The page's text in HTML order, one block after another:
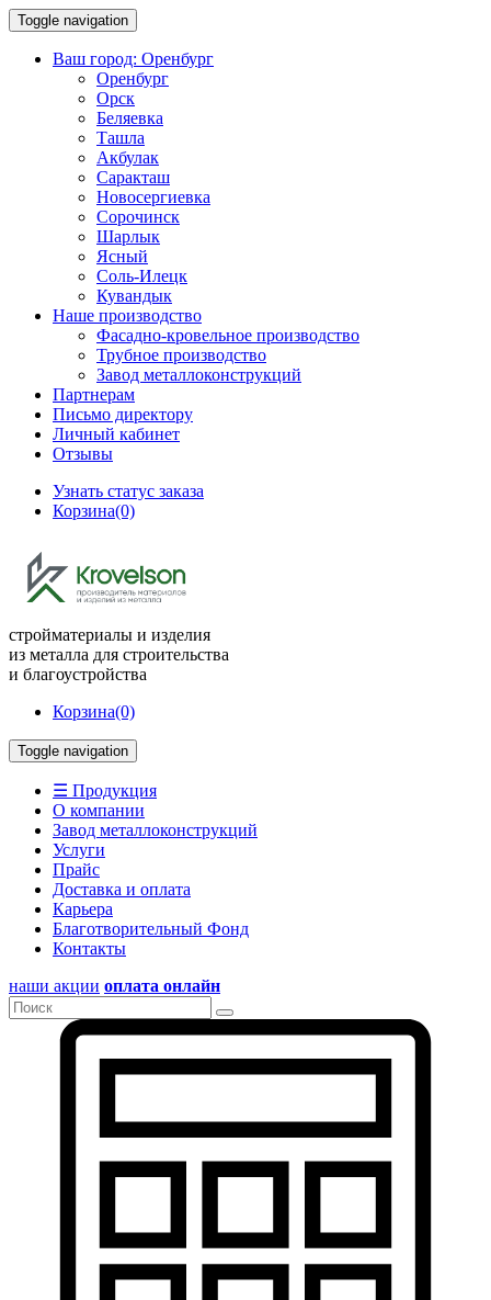
Toggle navigation
Ваш город: Оренбург
Оренбург
Орск
Беляевка
Ташла
Акбулак
Саракташ
Новосергиевка
Сорочинск
Шарлык
Ясный
Соль-Илецк
Кувандык
Наше производство
Фасадно-кровельное производство
Трубное производство
Завод металлоконструкций
Партнерам
Письмо директору
Личный кабинет
Отзывы
Узнать статус заказа
Корзина(0)
стройматериалы и изделия
из металла для строительства
и благоустройства
Корзина(0)
Toggle navigation
☰ Продукция
О компании
Завод металлоконструкций
Услуги
Прайс
Доставка и оплата
Карьера
Благотворительный Фонд
Контакты
наши акции оплата онлайн